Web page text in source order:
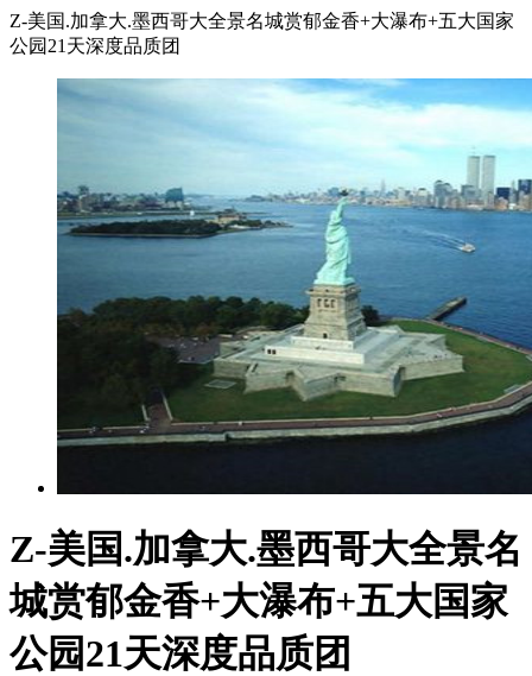
Z-美国.加拿大.墨西哥大全景名城赏郁金香+大瀑布+五大国家
公园21天深度品质团
Z-美国.加拿大.墨西哥大全景名
城赏郁金香+大瀑布+五大国家
公园21天深度品质团